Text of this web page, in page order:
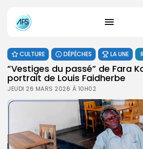
CULTURE DÉPÊCHES LA UNE
”Vestiges du passé” de Fara
portrait de Louis Faidherbe
JEUDI 26 MARS 2026 À 10H02